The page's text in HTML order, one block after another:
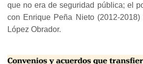
que no era de seguridad pública; el
con Enrique Peña Nieto (2012-
López Obrador.